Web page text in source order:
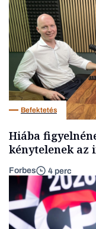
Befektetés
Hiába
kénytelenek
Forbes 4 perc